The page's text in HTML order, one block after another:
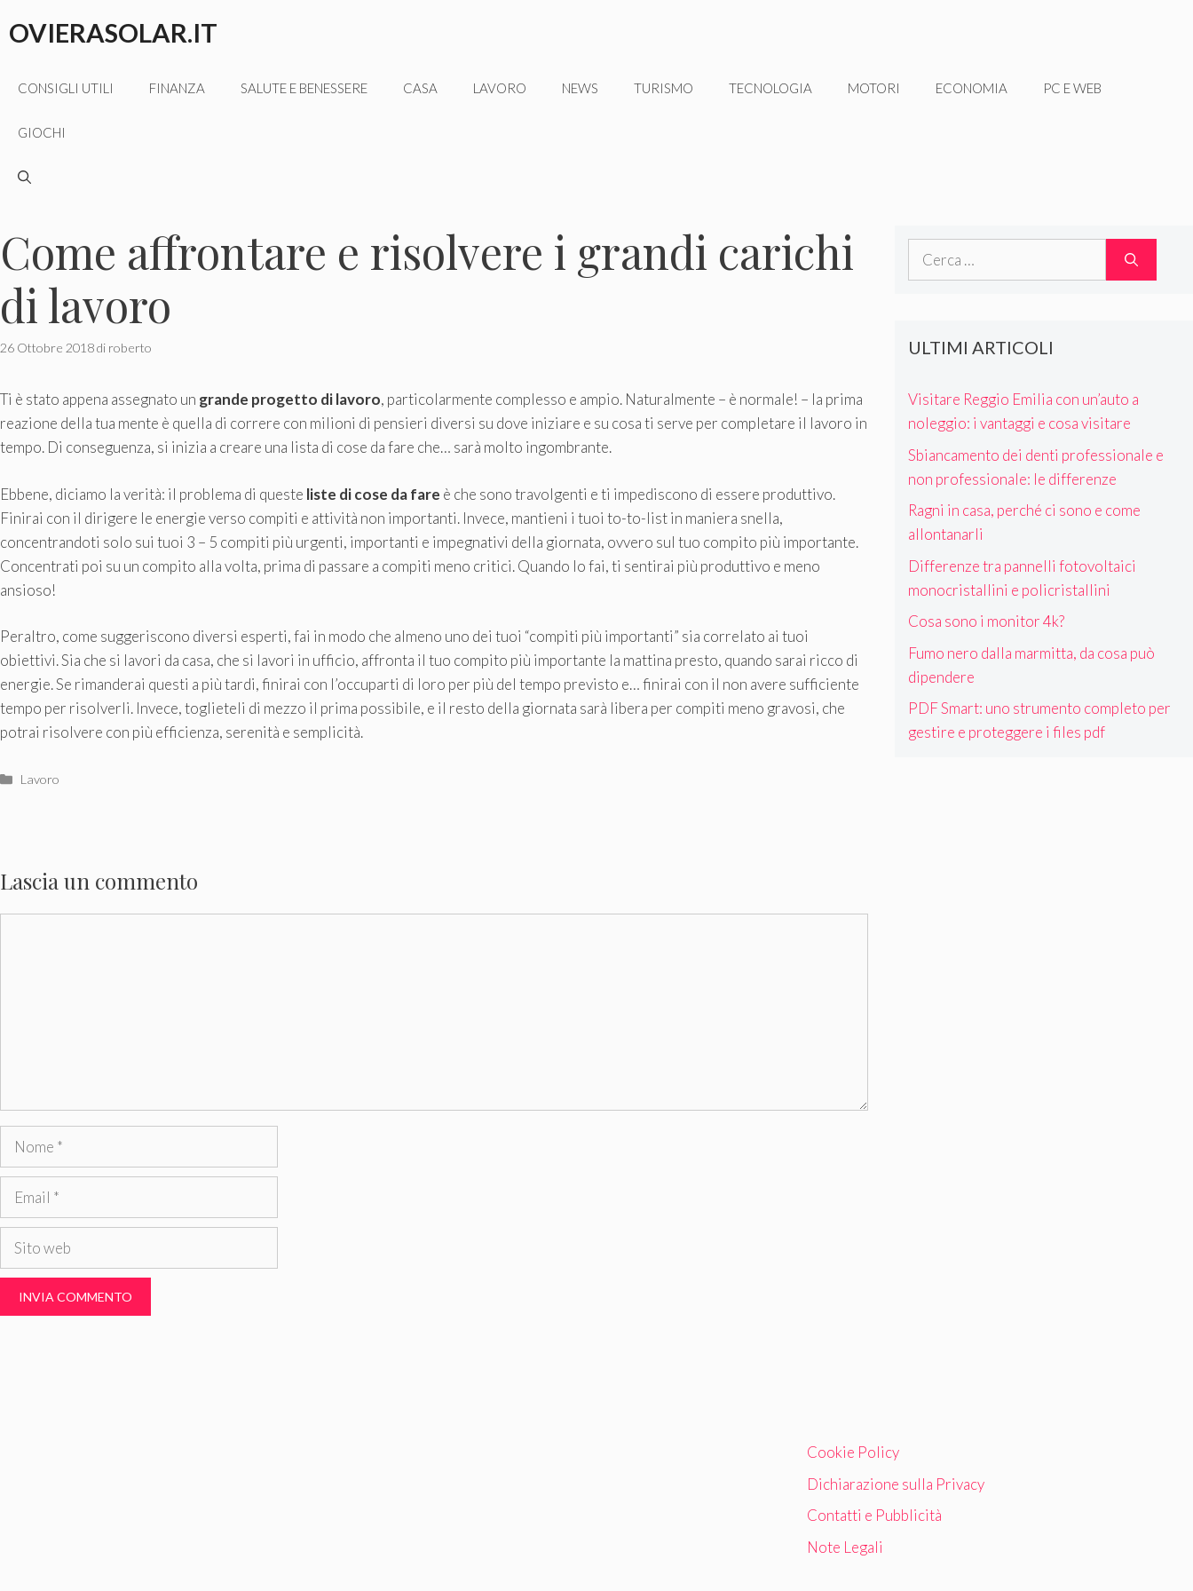
alOVIERASOLAR.IT
CONSIGLI UTILI FINANZA SALUTE E BENESSERE CASA LAVORO NEWS TURISMO TECNOLOGIA MOTORI ECONOMIA PC E WEB
GIOCHI
Come affrontare e risolvere i grandi carichi
di lavoro
26 Ottobre 2018di roberto
Ti è stato appena assegnato un grande progetto di lavoro, particolarmente complesso e ampio. Naturalmente – è normale! – la prima
reazione della tua mente è quella di correre con milioni di pensieri diversi su dove iniziare e su cosa ti serve per completare il lavoro in
tempo. Di conseguenza, si inizia a creare una lista di cose da fare che… sarà molto ingombrante.
Ebbene, diciamo la verità: il problema di queste liste di cose da fare è che sono travolgenti e ti impediscono di essere produttivo.
Finirai con il dirigere le energie verso compiti e attività non importanti. Invece, mantieni i tuoi to-to-list in maniera snella,
concentrandoti solo sui tuoi 3 – 5 compiti più urgenti, importanti e impegnativi della giornata, ovvero sul tuo compito più importante.
Concentrati poi su un compito alla volta, prima di passare a compiti meno critici. Quando lo fai, ti sentirai più produttivo e meno
ansioso!
Peraltro, come suggeriscono diversi esperti, fai in modo che almeno uno dei tuoi “compiti più importanti” sia correlato ai tuoi
obiettivi. Sia che si lavori da casa, che si lavori in ufficio, affronta il tuo compito più importante la mattina presto, quando sarai ricco di
energie. Se rimanderai questi a più tardi, finirai con l’occuparti di loro per più del tempo previsto e… finirai con il non avere sufficiente
tempo per risolverli. Invece, toglieteli di mezzo il prima possibile, e il resto della giornata sarà libera per compiti meno gravosi, che
potrai risolvere con più efficienza, serenità e semplicità.
Categorie
Lavoro
Lascia un commento
Nome
Email
Sito
Ricerca
ULTIMI ARTICOLI
Visitare Reggio Emilia con un’auto a
noleggio: i vantaggi e cosa visitare
Sbiancamento dei denti professionale e
non professionale: le differenze
Ragni in casa, perché ci sono e come
allontanarli
Differenze tra pannelli fotovoltaici
monocristallini e policristallini
Cosa sono i monitor 4k?
Fumo nero dalla marmitta, da cosa può
dipendere
PDF Smart: uno strumento completo per
gestire e proteggere i files pdf
Cookie Policy
Dichiarazione sulla Privacy
Contatti e Pubblicità
Note Legali